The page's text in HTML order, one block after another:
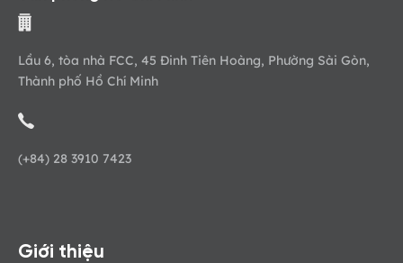
Lầu 6, tòa nhà FCC, 45 Đinh Tiên Hoàng, Phường Sài Gòn,
Thành phố Hồ Chí Minh
(+84) 28 3910 7423
Giới thiệu